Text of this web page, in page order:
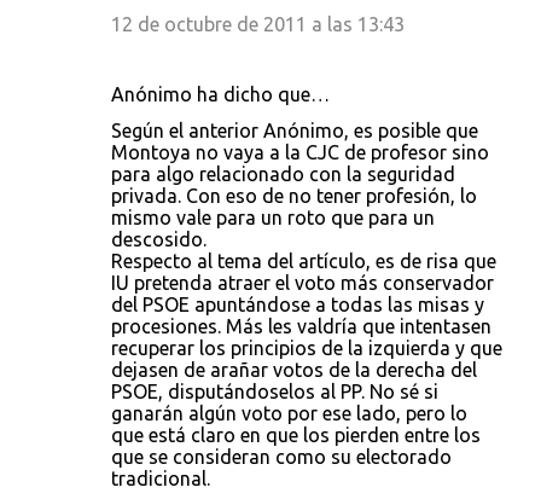
12 de octubre de 2011 a las 13:43
Anónimo ha dicho que…
Según el anterior Anónimo, es posible que
Montoya no vaya a la CJC de profesor sino
para algo relacionado con la seguridad
privada. Con eso de no tener profesión, lo
mismo vale para un roto que para un
descosido.
Respecto al tema del artículo, es de risa que
IU pretenda atraer el voto más conservador
del PSOE apuntándose a todas las misas y
procesiones. Más les valdría que intentasen
recuperar los principios de la izquierda y que
dejasen de arañar votos de la derecha del
PSOE, disputándoselos al PP. No sé si
ganarán algún voto por ese lado, pero lo
que está claro en que los pierden entre los
que se consideran como su electorado
tradicional.